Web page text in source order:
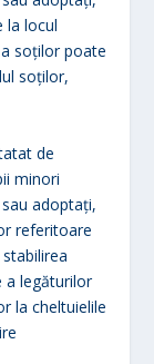
la locul
soţilor poate
soţilor,
de
minori
adoptaţi,
referitoare
a legăturilor
la cheltuielile